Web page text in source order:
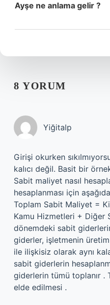
Ayşe ne anlama gelir ?
8 YORUM
Yiğitalp
Girişi okurken
kalıcı değil. Basit bir
Sabit maliyet nasıl
hesaplanması için
Toplam Sabit Maliyet =
Kamu Hizmetleri + Diğer
dönemdeki sabit
giderler, işletmenin
ile ilişkisiz olarak aynı
sabit giderlerin
giderlerin tümü toplanır .
elde edilmesi .